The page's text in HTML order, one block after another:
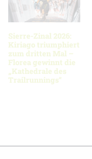
Sierre-Zinal 2026:
Kiriago triumphiert
zum dritten Mal –
Florea gewinnt die
„Kathedrale des
Trailrunnings“